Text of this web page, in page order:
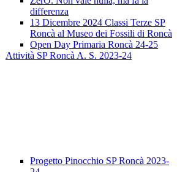
differenza
13 Dicembre 2024 Classi Terze SP
Roncà al Museo dei Fossili di Roncà
Open Day Primaria Roncà 24-25
Attività SP Roncà A. S. 2023-24
Progetto Pinocchio SP Roncà 2023-